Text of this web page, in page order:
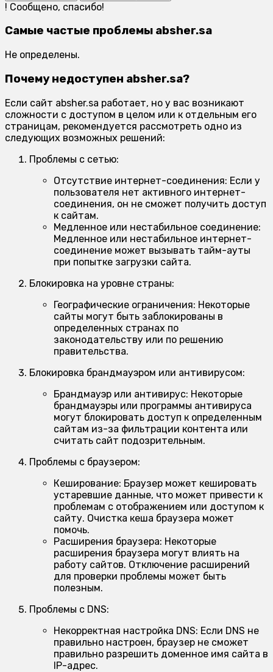
! Сообщено, спасибо!
Самые частые проблемы absher.sa
Не определены.
Почему недоступен absher.sa?
Если сайт absher.sa работает, но у вас возникают
сложности с доступом в целом или к отдельным его
страницам, рекомендуется рассмотреть одно из
следующих возможных решений:
Проблемы с сетью:
Отсутствие интернет-соединения: Если у
пользователя нет активного интернет-
соединения, он не сможет получить доступ
к сайтам.
Медленное или нестабильное соединение:
Медленное или нестабильное интернет-
соединение может вызывать тайм-ауты
при попытке загрузки сайта.
Блокировка на уровне страны:
Географические ограничения: Некоторые
сайты могут быть заблокированы в
определенных странах по
законодательству или по решению
правительства.
Блокировка брандмауэром или антивирусом:
Брандмауэр или антивирус: Некоторые
брандмауэры или программы антивируса
могут блокировать доступ к определенным
сайтам из-за фильтрации контента или
считать сайт подозрительным.
Проблемы с браузером:
Кеширование: Браузер может кешировать
устаревшие данные, что может привести к
проблемам с отображением или доступом к
сайту. Очистка кеша браузера может
помочь.
Расширения браузера: Некоторые
расширения браузера могут влиять на
работу сайтов. Отключение расширений
для проверки проблемы может быть
полезным.
Проблемы с DNS:
Некорректная настройка DNS: Если DNS не
правильно настроен, браузер не сможет
правильно разрешить доменное имя сайта в
IP-адрес.